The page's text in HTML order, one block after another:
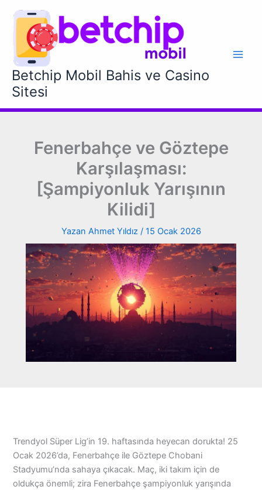
Betchip Mobil Bahis ve Casino
Sitesi
Fenerbahçe ve Göztepe
Karşılaşması:
[Şampiyonluk Yarışının
Kilidi]
Yazan Ahmet Yıldız / 15 Ocak 2026
Trendyol Süper Lig’in 19. haftasında heyecan dorukta! 25
Ocak 2026’da, Fenerbahçe ile Göztepe Chobani
Stadyumu’nda sahaya çıkacak. Maç, iki takım için de
oldukça önemli; zira Fenerbahçe şampiyonluk yarışında